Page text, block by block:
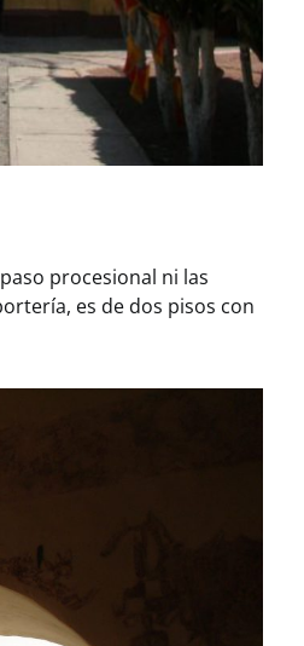
procesional ni las
es de dos pisos con